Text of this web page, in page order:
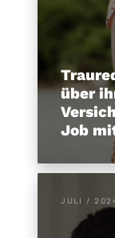
über
Job
JULI /